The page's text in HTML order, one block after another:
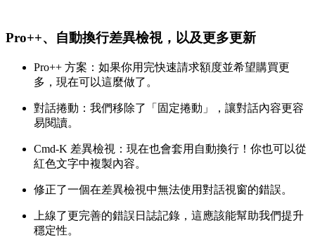
Pro++、自動換行差異檢視，以及更多更新
Pro++ 方案：如果你用完快速請求額度並希望購買更
多，現在可以這麼做了。
對話捲動：我們移除了「固定捲動」，讓對話內容更容
易閱讀。
Cmd-K 差異檢視：現在也會套用自動換行！你也可以從
紅色文字中複製內容。
修正了一個在差異檢視中無法使用對話視窗的錯誤。
上線了更完善的錯誤日誌記錄，這應該能幫助我們提升
穩定性。